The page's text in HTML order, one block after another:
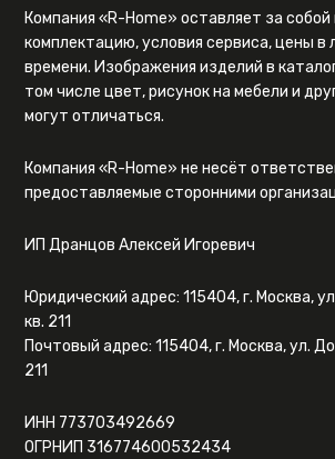
Компания «R-Home» оставляет за
комплектацию, условия сервиса, цены в
времени. Изображения изделий в
том числе цвет, рисунок на мебели и
могут отличаться.
Компания «R-Home» не несёт
предоставляемые сторонними
ИП Дранцов Алексей Игоревич
Юридический адрес: 115404, г. Москва,
кв. 211
Почтовый адрес: 115404, г. Москва, ул.
211
ИНН 773703492669
ОГРНИП 316774600532434